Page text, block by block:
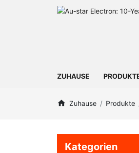
ZUHAUSE
Zuhause Produkte
Kategorien